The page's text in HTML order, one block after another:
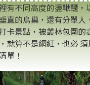
有不同高度的盪鞦韆，
直的鳥巢，還有分單人
卡景點，被叢林包圍的
就算不是網紅，也必
單！